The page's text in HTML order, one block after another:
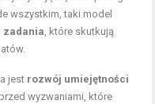
wszystkim, taki model
zadania , które skutkują
jest rozwój umiejętności
wyzwaniami, które